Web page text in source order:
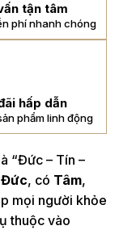
tận tâm
phí nhanh chóng
hấp dẫn
phẩm linh động
“Đức – Tín –
Đức, có Tâm,
mọi người khỏe
thuộc vào